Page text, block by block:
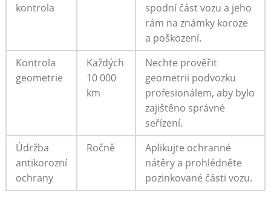
kontrola
spodní část vozu a jeho
rám na známky koroze⁤
a ⁣poškození.
Kontrola
geometrie
Každých
10 000
km
Nechte prověřit
geometrii podvozku
profesionálem, aby bylo
zajištěno správné
seřízení.
Údržba
antikorozní
ochrany
Ročně
Aplikujte ochranné
nátěry a ⁢prohlédněte
pozinkované části vozu.